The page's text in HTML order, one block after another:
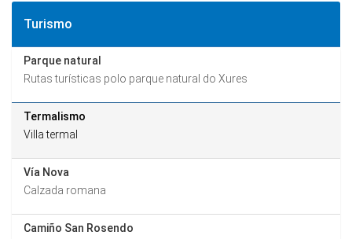
Turismo
Parque natural
Rutas turísticas polo parque natural do Xures
Termalismo
Villa termal
Vía Nova
Calzada romana
Camiño San Rosendo